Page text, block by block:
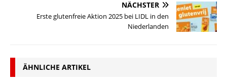
NÄCHSTER
Erste glutenfreie Aktion 2025 bei LIDL in den
Niederlanden
ÄHNLICHE ARTIKEL